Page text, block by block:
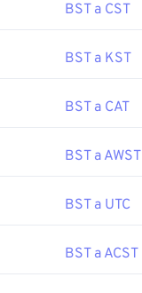
BST a CST
BST a KST
BST a CAT
BST a AWST
BST a UTC
BST a ACST